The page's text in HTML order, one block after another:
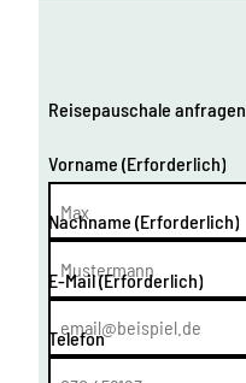
Reisepauschale anfragen
Vorname (Erforderlich)
Nachname (Erforderlich)
E-Mail(Erforderlich)
Telefon